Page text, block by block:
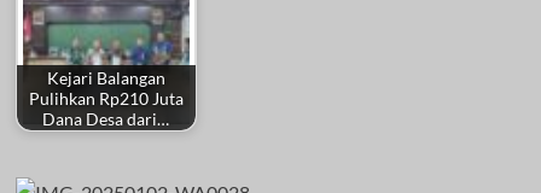
Kejari Balangan
Pulihkan Rp210 Juta
Dana Desa dari…